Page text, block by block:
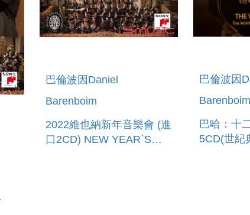
巴倫波因Daniel
Barenboim
2022維也納新年音樂會 (進
口2CD) NEW YEAR`S
巴倫波因
Barenboim
巴哈：十
5CD(世紀